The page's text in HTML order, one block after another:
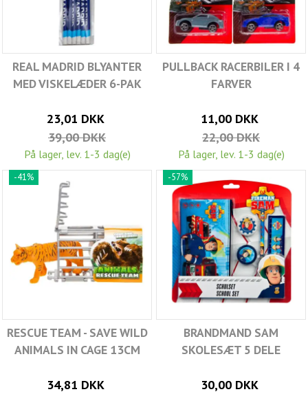
REAL MADRID BLYANTER
MED VISKELÆDER 6-PAK
23,01 DKK
39,00 DKK
På lager, lev. 1-3 dag(e)
PULLBACK RACERBILER I 4
FARVER
11,00 DKK
22,00 DKK
På lager, lev. 1-3 dag(e)
-41%
RESCUE TEAM - SAVE WILD
ANIMALS IN CAGE 13CM
34,81 DKK
-57%
BRANDMAND SAM
SKOLESÆT 5 DELE
30,00 DKK